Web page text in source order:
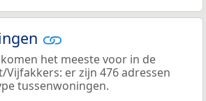
het meeste voor in de
er zijn 476 adressen
tussenwoningen.